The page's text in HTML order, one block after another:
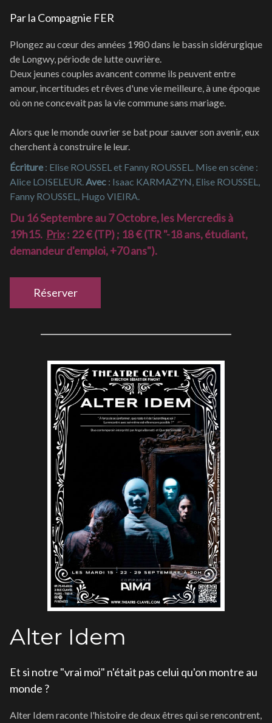
Par la Compagnie FER
Plongez au cœur des années 1980 dans le bassin sidérurgique
de Longwy, période de lutte ouvrière.
Deux jeunes couples avancent comme ils peuvent entre
amour, incertitudes et rêves d'une vie meilleure, à une époque
où on ne concevait pas la vie commune sans mariage.
Alors que le monde ouvrier se bat pour sauver son avenir, eux
cherchent à construire le leur.
Écriture: Elise ROUSSEL et Fanny ROUSSEL. Mise en scène :
Alice LOISELEUR.Avec : Isaac KARMAZYN, Elise ROUSSEL,
Fanny ROUSSEL, Hugo VIEIRA.
Du 16 Septembre au 7 Octobre, les Mercredis à
19h15. Prix: 22 € (TP) ; 18 € (TR "-18 ans, étudiant,
demandeur d'emploi, +70 ans").
Réserver
Alter Idem
Et si notre "vrai moi" n'était pas celui qu'on montre au
monde ?
Alter Idem raconte l'histoire de deux êtres qui se rencontrent,